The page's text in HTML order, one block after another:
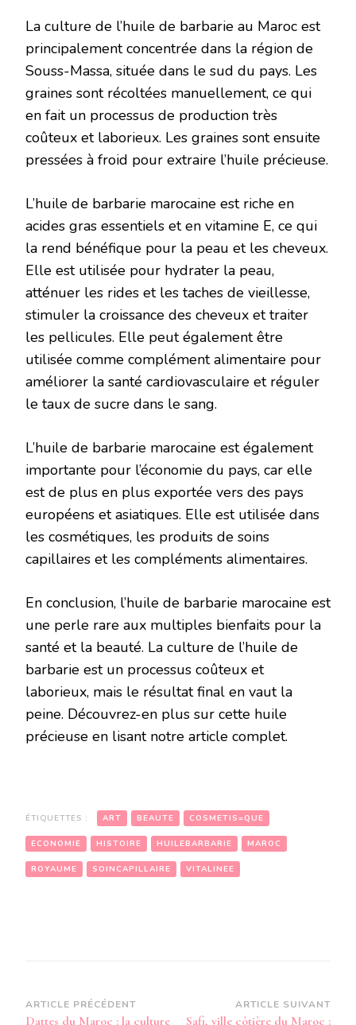
La culture de l’huile de barbarie au Maroc est
principalement concentrée dans la région de
Souss-Massa, située dans le sud du pays. Les
graines sont récoltées manuellement, ce qui
en fait un processus de production très
coûteux et laborieux. Les graines sont ensuite
pressées à froid pour extraire l’huile précieuse.
L’huile de barbarie marocaine est riche en
acides gras essentiels et en vitamine E, ce qui
la rend bénéfique pour la peau et les cheveux.
Elle est utilisée pour hydrater la peau,
atténuer les rides et les taches de vieillesse,
stimuler la croissance des cheveux et traiter
les pellicules. Elle peut également être
utilisée comme complément alimentaire pour
améliorer la santé cardiovasculaire et réguler
le taux de sucre dans le sang.
L’huile de barbarie marocaine est également
importante pour l’économie du pays, car elle
est de plus en plus exportée vers des pays
européens et asiatiques. Elle est utilisée dans
les cosmétiques, les produits de soins
capillaires et les compléments alimentaires.
En conclusion, l’huile de barbarie marocaine est
une perle rare aux multiples bienfaits pour la
santé et la beauté. La culture de l’huile de
barbarie est un processus coûteux et
laborieux, mais le résultat final en vaut la
peine. Découvrez-en plus sur cette huile
précieuse en lisant notre article complet.
ÉTIQUETTES : ART BEAUTE COSMETIS=QUE
ECONOMIE HISTOIRE HUILEBARBARIE MAROC
ROYAUME SOINCAPILLAIRE VITALINEE
Navigation
ARTICLE PRÉCÉDENT
Dattes du Maroc : la culture
ARTICLE SUIVANT
Safi, ville côtière du Maroc :